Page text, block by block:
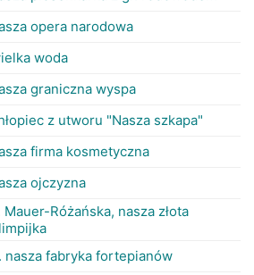
opera narodowa
woda
graniczna wyspa
z utworu "Nasza szkapa"
firma kosmetyczna
ojczyzna
Mauer-Różańska, nasza złota
nasza fabryka fortepianów